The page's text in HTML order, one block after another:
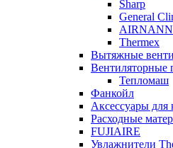
Sharp
General
Thermex
Вытяжные
Вентиляторные
Тепломаш
Фанкойл
Аксессуары для
Расходные
FUJIAIRE
Увлажнители